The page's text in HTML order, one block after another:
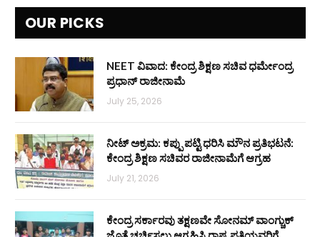
OUR PICKS
NEET ವಿವಾದ: ಕೇಂದ್ರ ಶಿಕ್ಷಣ ಸಚಿವ ಧರ್ಮೇಂದ್ರ
ಪ್ರಧಾನ್ ರಾಜೀನಾಮೆ
July 25, 2026
ನೀಟ್ ಅಕ್ರಮ: ಕಪ್ಪು ಪಟ್ಟಿ ಧರಿಸಿ ಮೌನ ಪ್ರತಿಭಟನೆ:
ಕೇಂದ್ರ ಶಿಕ್ಷಣ ಸಚಿವರ ರಾಜೀನಾಮೆಗೆ ಆಗ್ರಹ
July 21, 2026
ಕೇಂದ್ರ ಸರ್ಕಾರವು ತಕ್ಷಣವೇ ಸೋನಮ್ ವಾಂಗ್ಚುಕ್